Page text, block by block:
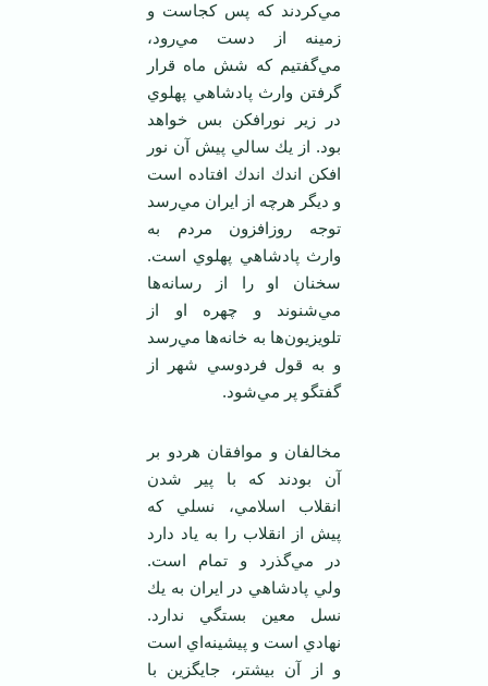
مي‌كردند كه پس كجاست و
زمينه از دست مي‌رود،
مي‌گفتيم كه شش ماه قرار
گرفتن وارث پادشاهي پهلوي
در زير نورافكن بس خواهد
بود. از يك سالي پيش آن نور
افكن اندك اندك افتاده است
و ديگر هرچه از ايران مي‌رسد
توجه روزافزون مردم به
وارث پادشاهي پهلوي است.
سخنان او را از رسانه‌ها
مي‌شنوند و چهره او از
تلويزيون‌ها به خانه‌ها مي‌رسد
و به قول فردوسي شهر از
گفتگو پر مي‌شود.
مخالفان و موافقان هردو بر
آن بودند كه با پير شدن
انقلاب اسلامي، نسلي كه
پيش از انقلاب را به ياد دارد
در مي‌گذرد و تمام است.
ولي پادشاهي در ايران به يك
نسل معين بستگي ندارد.
نهادي است و پيشينه‌اي است
و از آن بيشتر، جايگزين با